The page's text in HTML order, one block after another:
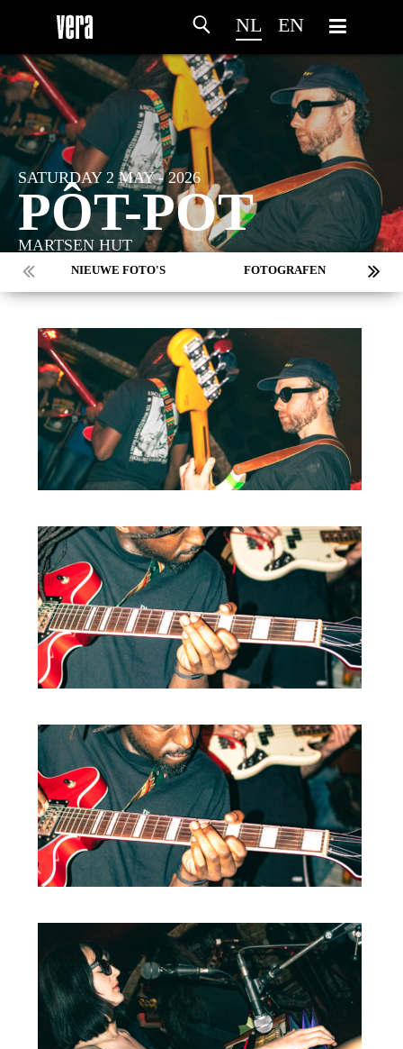
NL EN
SATURDAY 2 MAY - 2026
PÔT-POT
MARTSEN HUT
NIEUWE FOTO'S FOTOGRAFEN
MARC DE KROSSE
PEER
MISCHA VEENEMA
JEROEN DEKKER
BOB DE VRIES
RICHARD POSTMA
SASKIA LUDDEN
ANNA HIEP
MARTSEN HUT
ARSEN TSKHAY
ERYN BOSMA
ESTHER
ELINE KAMMINGA
KAREN SAAMAN
ARNOUD HEIKENS